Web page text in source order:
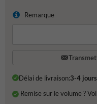
Remarque
Délai de livraison:3-4
Remise sur le volume ?